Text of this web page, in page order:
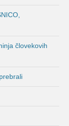
človekovih